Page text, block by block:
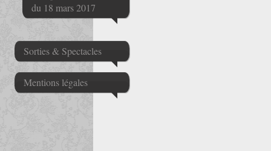
du 18 mars 2017
Sorties & Spectacles
Mentions légales